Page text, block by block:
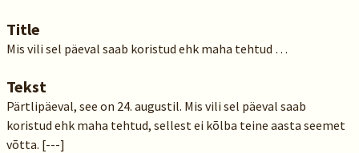
Title
Mis vili sel päeval saab koristud ehk maha tehtud …
Tekst
Pärtlipäeval, see on 24. augustil. Mis vili sel päeval saab
koristud ehk maha tehtud, sellest ei kõlba teine aasta seemet
võtta. [---]